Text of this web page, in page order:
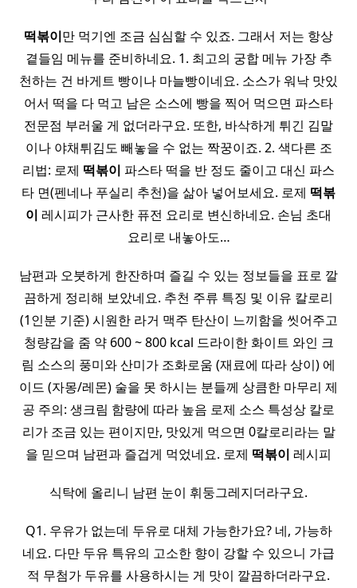
떡볶이만 먹기엔 조금 심심할 수 있죠. 그래서 저는 항상
곁들임 메뉴를 준비하네요. 1. 최고의 궁합 메뉴 가장 추
천하는 건 바게트 빵이나 마늘빵이네요. 소스가 워낙 맛있
어서 떡을 다 먹고 남은 소스에 빵을 찍어 먹으면 파스타
전문점 부러울 게 없더라구요. 또한, 바삭하게 튀긴 김말
이나 야채튀김도 빼놓을 수 없는 짝꿍이죠. 2. 색다른 조
리법: 로제 떡볶이 파스타 떡을 반 정도 줄이고 대신 파스
타 면(펜네나 푸실리 추천)을 삶아 넣어보세요. 로제 떡볶
이 레시피가 근사한 퓨전 요리로 변신하네요. 손님 초대
요리로 내놓아도…
남편과 오붓하게 한잔하며 즐길 수 있는 정보들을 표로 깔
끔하게 정리해 보았네요. 추천 주류 특징 및 이유 칼로리
(1인분 기준) 시원한 라거 맥주 탄산이 느끼함을 씻어주고
청량감을 줌 약 600 ~ 800 kcal 드라이한 화이트 와인 크
림 소스의 풍미와 산미가 조화로움 (재료에 따라 상이) 에
이드 (자몽/레몬) 술을 못 하시는 분들께 상큼한 마무리 제
공 주의: 생크림 함량에 따라 높음 로제 소스 특성상 칼로
리가 조금 있는 편이지만, 맛있게 먹으면 0칼로리라는 말
을 믿으며 남편과 즐겁게 먹었네요. 로제 떡볶이 레시피
식탁에 올리니 남편 눈이 휘둥그레지더라구요.
Q1. 우유가 없는데 두유로 대체 가능한가요? 네, 가능하
네요. 다만 두유 특유의 고소한 향이 강할 수 있으니 가급
적 무첨가 두유를 사용하시는 게 맛이 깔끔하더라구요.